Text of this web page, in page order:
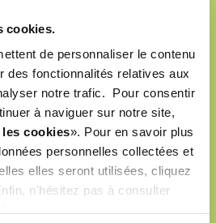
cookies.
de personnaliser le contenu
des fonctionnalités relatives aux
notre trafic. Pour consentir
à naviguer sur notre site,
cookies». Pour en savoir plus
personnelles collectées et
elles seront utilisées, cliquez
n'hésitez pas à consulter
Love
d’Amour pour vos amis à